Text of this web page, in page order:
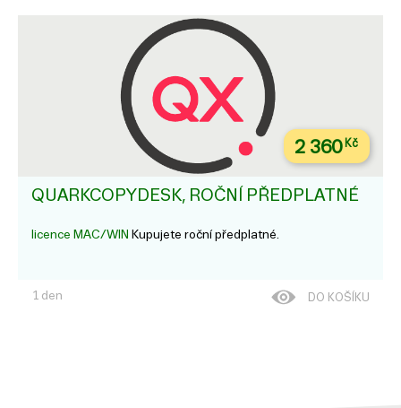
2 360Kč
QUARKCOPYDESK, ROČNÍ PŘEDPLATNÉ
licence MAC/WIN Kupujete roční předplatné.
1 den DO KOŠÍKU